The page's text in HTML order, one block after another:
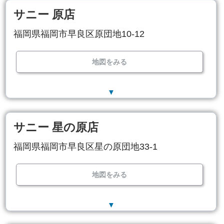
サニー 原店
福岡県福岡市早良区原団地10-12
地図をみる
▼
サニー 星の原店
福岡県福岡市早良区星の原団地33-1
地図をみる
▼